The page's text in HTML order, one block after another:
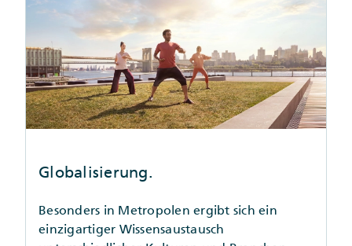
Globalisierung.
Besonders in Metropolen ergibt sich ein
einzigartiger Wissensaustausch